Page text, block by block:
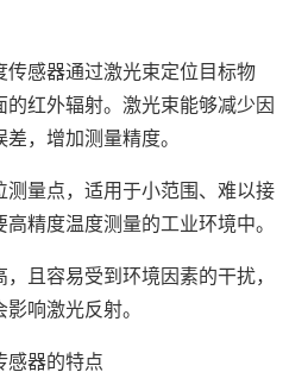
感器通过激光束定位目标物
红外辐射。激光束能够减少因
，增加测量精度。
量点，适用于小范围、难以接
精度温度测量的工业环境中。
容易受到环境因素的干扰，
响激光反射。
器的特点